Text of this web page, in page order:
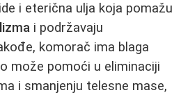
i eterična ulja koja pomažu
i podržavaju
komorač ima blaga
može pomoći u eliminaciji
i smanjenju telesne mase,